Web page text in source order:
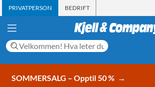
PRIVATPERSON BEDRIFT
SOMMERSALG – Opptil 50 % →